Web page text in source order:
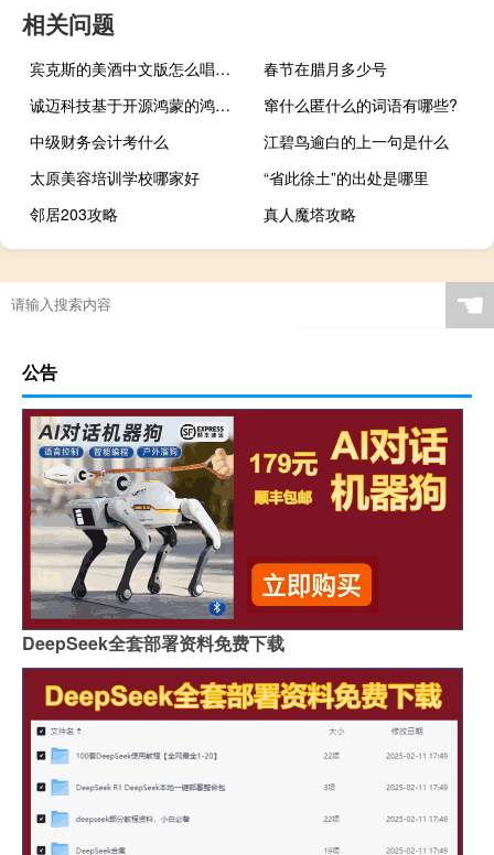
相关问题
宾克斯的美酒中文版怎么唱（宾克斯的美酒中文版的歌词）
春节在腊月多少号
诚迈科技基于开源鸿蒙的鸿制系列三防设备通过认证
窜什么匿什么的词语有哪些?
中级财务会计考什么
江碧鸟逾白的上一句是什么
太原美容培训学校哪家好
“省此徐土”的出处是哪里
邻居203攻略
真人魔塔攻略
☚
公告
DeepSeek全套部署资料免费下载